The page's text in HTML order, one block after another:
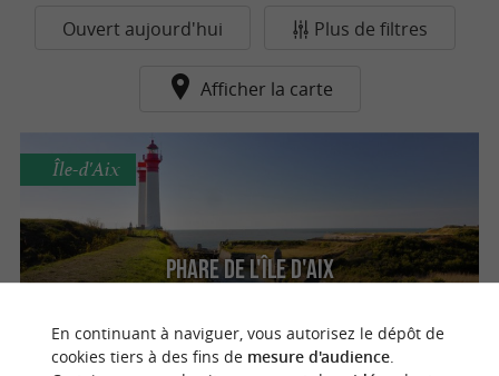
Ouvert aujourd'hui Plus de filtres
Afficher la carte
Phare de l'île d'Aix
Île-d'Aix
En continuant à naviguer, vous autorisez le dépôt de
cookies tiers à des fins de mesure d'audience.